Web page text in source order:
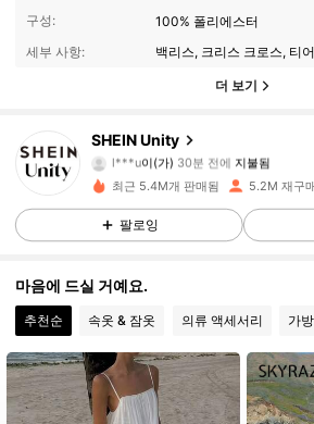
구성:
100% 폴리에스터
세부 사항:
백리스, 크리스 크로스, 티
더 보기
SHEIN Unity
4.89
545K 팔로워
l***u이(가) 30분 전에 지불됨
o***a다음10분 전에
4.89 545K 팔로워
4.89 545K 팔로워
최근 5.4M개 판매됨 5.2M 재구
팔로잉
마음에 드실 거예요.
추천순 속옷 & 잠옷 의류 액세서리 가